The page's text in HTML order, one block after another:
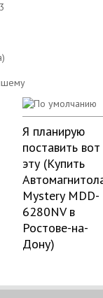
Я планирую
поставить вот
эту (Купить
Mystery MDD-
6280NV в
Ростове-на-
Дону)